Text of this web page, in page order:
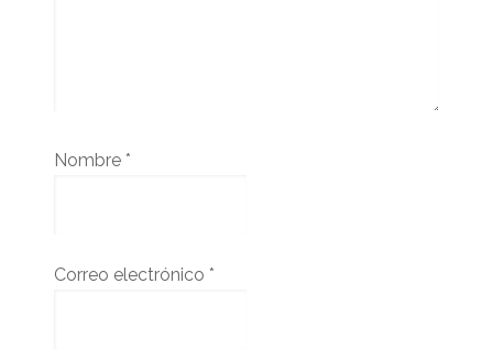
Nombre *
Correo electrónico *